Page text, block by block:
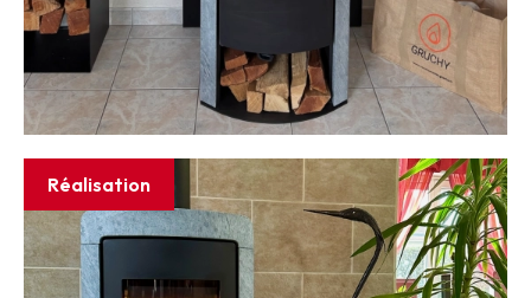
Réalisation